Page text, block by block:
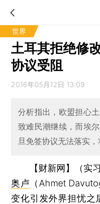
世界
土耳其拒绝修
协议受阻
2016年05月12日 13:09
分析指出，欧盟担心
致难民潮继续，而埃
旦免签协议无法落实
【财新网】（实
奥卢 （Ahmet
变化引发外界担忧之